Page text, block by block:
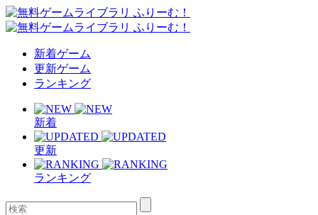
新着ゲーム
更新ゲーム
ランキング
新着
更新
ランキング